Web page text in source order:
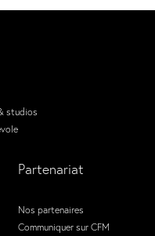
studios
Partenariat
Nos partenaires
Communiquer sur CFM